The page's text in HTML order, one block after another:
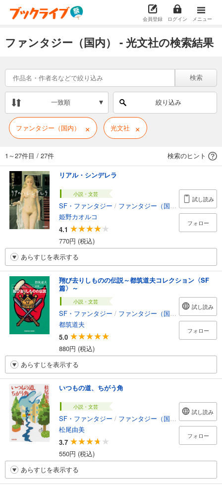
会員登録 ログイン メニュー
ファンタジー（国内） - 光文社の検索結果
検索
一致順 絞り込み
ファンタジー（国内） × 光文社 ×
1～27件目 / 27件 検索のヒント
リアル・シンデレラ
小説・文芸
SF・ファンタジー / ファンタジー（国内）
姫野カオルコ
4.1
770円 (税込)
試し読み
フォロー
あらすじを表示する
翔び去りしものの伝説～都筑道夫コレクション〈SF
篇〉～
小説・文芸
SF・ファンタジー / ファンタジー（国内）
都筑道夫
5.0
880円 (税込)
試し読み
フォロー
あらすじを表示する
いつもの道、ちがう角
小説・文芸
SF・ファンタジー / ファンタジー（国内）
松尾由美
3.7
550円 (税込)
試し読み
フォロー
あらすじを表示する